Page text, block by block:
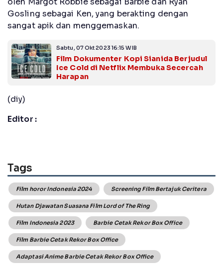
Gosling sebagai Ken, yang berakting dengan
sangat apik dan menggemaskan.
Sabtu, 07 Okt 2023 16:15 WIB
Film Dokumenter Kopi Sianida Berjudul
Ice Cold di Netflix Membuka Secercah
Harapan
(diy)
Editor :
Tags
Film horor Indonesia 2024 Screening Film Bertajuk Ceritera
Hutan Djawatan Suasana Film Lord of The Ring
Film Indonesia 2023 Barbie Cetak Rekor Box Office
Film Barbie Cetak Rekor Box Office
Adaptasi Anime Barbie Cetak Rekor Box Office